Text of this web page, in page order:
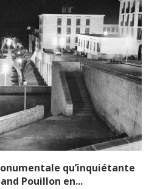
qu’inquiétante
Pouillon en...